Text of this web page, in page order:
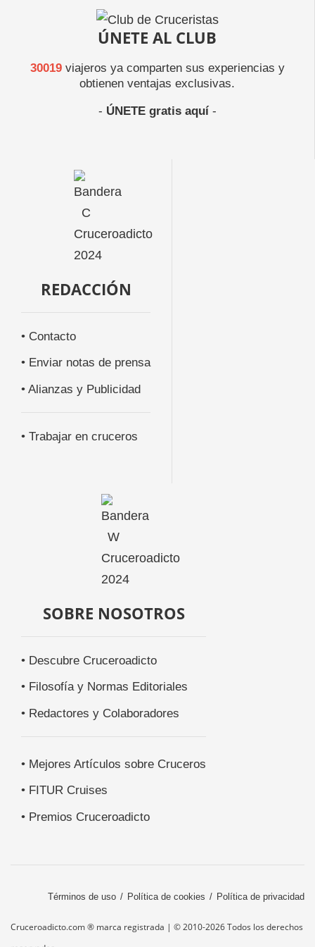
ÚNETE AL CLUB
30019viajeros ya comparten sus experiencias y
obtienen ventajas exclusivas.
- ÚNETE gratis aquí-
REDACCIÓN
• Contacto
• Enviar notas de prensa
• Alianzas y Publicidad
• Trabajar en cruceros
SOBRE NOSOTROS
• Descubre Cruceroadicto
• Filosofía y Normas Editoriales
• Redactores y Colaboradores
• Mejores Artículos sobre Cruceros
• FITUR Cruises
• Premios Cruceroadicto
Términos de uso Política de cookies Política de privacidad
Cruceroadicto.com ® marca registrada | © 2010-2026 Todos los derechos